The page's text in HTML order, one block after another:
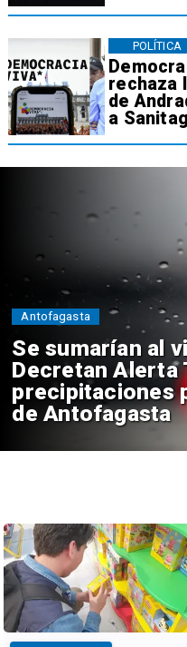
rechaza
de
a
POLÍTICA
Se sumarían al
Decretan Alerta
precipitaciones
de Antofagasta
Antofagasta